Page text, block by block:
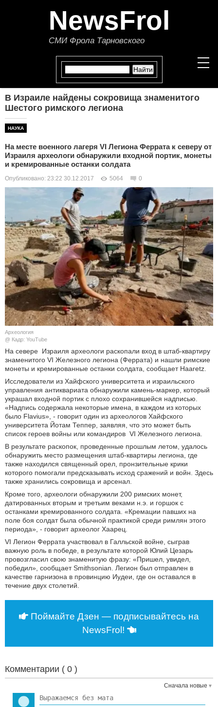
NewsFrol
СМИ Фрола Тарновского
НОВОСТИ
ПОЛИТИКА
В МИРЕ
ОБЩЕСТВО
КУЛЬТУРА
НАУКА
СПОРТ
ШОУ-БИЗНЕС
АВТО И МОТО
БЛОГ
В Израиле найдены сокровища знаменитого
Шестого римского легиона
НАУКА
На месте военного лагеря VI Легиона Феррата к северу от
Израиля археологи обнаружили входной портик, монеты
и кремированные останки солдата
Опубликовано: 23:22 30.12.2017 5064 0
Археология
@ Кадр: YouTube
На севере Израиля археологи раскопали вход в штаб-квартиру
знаменитого VI Железного легиона (Феррата) и нашли римские
монеты и кремированные останки солдата, сообщает Haaretz.
Исследователи из Хайфского университета и израильского
управления антиквариата обнаружили камень-маркер, который
украшал входной портик с плохо сохранившейся надписью.
«Надпись содержала некоторые имена, в каждом из которых
было Flavius», - говорит один из археологов Хайфского
университета Йотам Теппер, заявляя, что это может быть
список героев войны или командиров VI Железного легиона.
В результате раскопок, проведенные прошлым летом, удалось
обнаружить место размещения штаб-квартиры легиона, где
также находился священный орел, пронзительные крики
которого помогали предсказывать исход сражений и войн. Здесь
также хранились сокровища и арсенал.
Кроме того, археологи обнаружили 200 римских монет,
датированных вторым и третьим веками н.э. и горшок с
останками кремированного солдата. «Кремации павших на
поле боя солдат была обычной практикой среди римлян этого
периода», - говорит археолог Хаарец.
VI Легион Феррата участвовал в Галльской войне, сыграв
важную роль в победе, в результате которой Юлий Цезарь
провозгласил свою знаменитую фразу: «Пришел, увидел,
победил», сообщает Smithsonian. Легион был отправлен в
качестве гарнизона в провинцию Иудеи, где он оставался в
течение двух столетий.
Поймайте Дзен — подписывайтесь на
NewsFrol!
Комментарии ( 0 )
Сначала новые